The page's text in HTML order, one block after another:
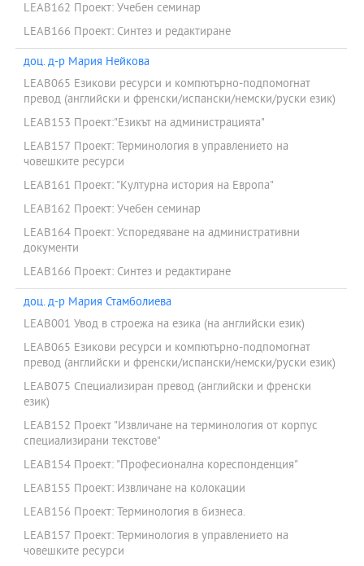
LEAB162 Проект: Учебен семинар
LEAB166 Проект: Синтез и редактиране
доц. д-р Мария Нейкова
LEAB065 Езикови ресурси и компютърно-подпомогнат
превод (английски и френски/испански/немски/руски език)
LEAB153 Проект:"Езикът на администрацията"
LEAB157 Проект: Терминология в управлението на
човешките ресурси
LEAB161 Проект: "Културна история на Европа"
LEAB162 Проект: Учебен семинар
LEAB164 Проект: Успоредяване на административни
документи
LEAB166 Проект: Синтез и редактиране
доц. д-р Мария Стамболиева
LEAB001 Увод в строежа на езика (на английски език)
LEAB065 Езикови ресурси и компютърно-подпомогнат
превод (английски и френски/испански/немски/руски език)
LEAB075 Специализиран превод (английски и френски
език)
LEAB152 Проект "Извличане на терминология от корпус
специализирани текстове"
LEAB154 Проект: "Професионална кореспонденция"
LEAB155 Проект: Извличане на колокации
LEAB156 Проект: Терминология в бизнеса.
LEAB157 Проект: Терминология в управлението на
човешките ресурси